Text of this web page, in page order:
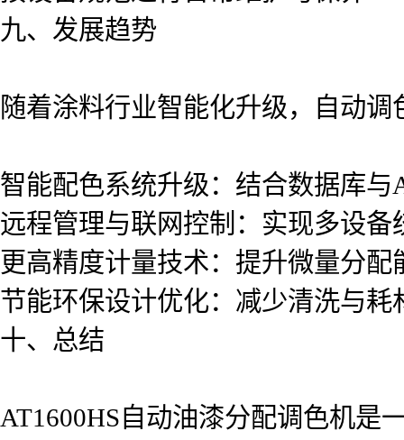
九、发展趋势
随着涂料行业智能化升级，自动
智能配色系统升级：结合数据库与
远程管理与联网控制：实现多设备
更高精度计量技术：提升微量分配
节能环保设计优化：减少清洗与耗
十、总结
AT1600HS自动油漆分配调色机是